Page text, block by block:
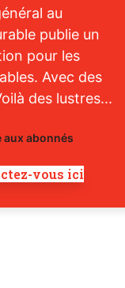
au
publie un
pour les
Avec des
des lustres...
aux abonnés
vous ici